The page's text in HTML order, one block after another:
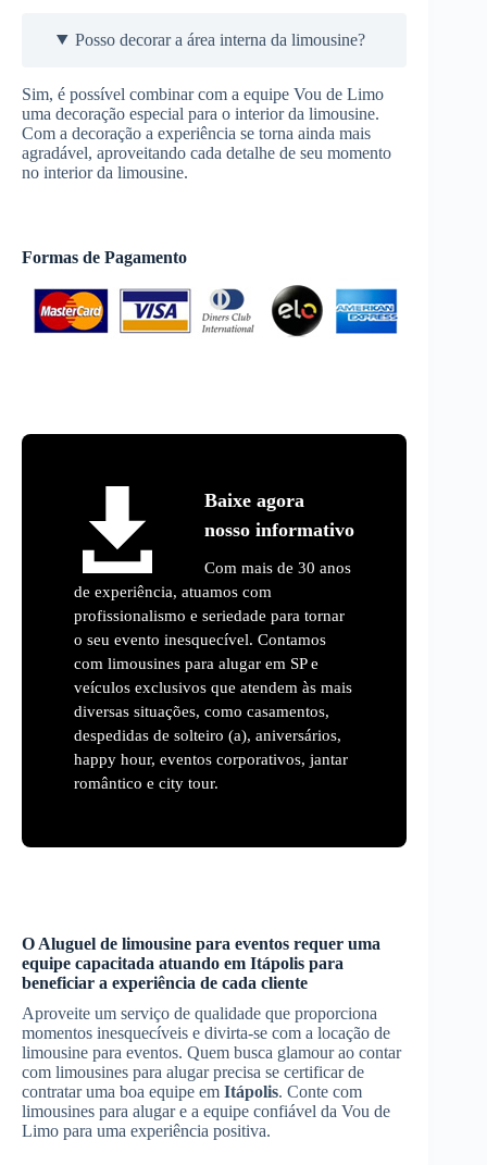
Posso decorar a área interna da limousine?
Sim, é possível combinar com a equipe Vou de Limo
uma decoração especial para o interior da limousine.
Com a decoração a experiência se torna ainda mais
agradável, aproveitando cada detalhe de seu momento
no interior da limousine.
Formas de Pagamento
Baixe agora
nosso informativo
Com mais de 30 anos
de experiência, atuamos com
profissionalismo e seriedade para tornar
o seu evento inesquecível. Contamos
com limousines para alugar em SP e
veículos exclusivos que atendem às mais
diversas situações, como casamentos,
despedidas de solteiro (a), aniversários,
happy hour, eventos corporativos, jantar
romântico e city tour.
O Aluguel de limousine para eventos requer uma
equipe capacitada atuando em Itápolis para
beneficiar a experiência de cada cliente
Aproveite um serviço de qualidade que proporciona
momentos inesquecíveis e divirta-se com a locação de
limousine para eventos. Quem busca glamour ao contar
com limousines para alugar precisa se certificar de
contratar uma boa equipe em Itápolis. Conte com
limousines para alugar e a equipe confiável da Vou de
Limo para uma experiência positiva.